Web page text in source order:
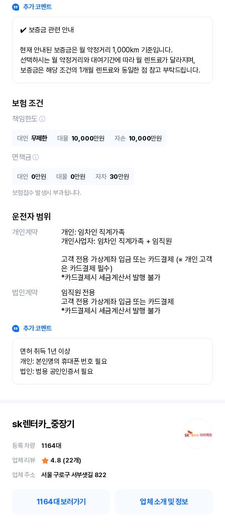
추가 코멘트
✔️ 보증금 관련 안내
현재 안내된 보증금은 월 약정거리 1,000km 기준입니다.
선택하시는 월 약정거리와 대여기간에 따라 월 렌트료가 달라지며,
보증금은 해당 조건의 1개월 렌트료와 동일한 점 참고 부탁드립니다.
보험 조건
책임한도
대인 무제한 대물 10,000만원 자손 10,000만원
면책금
대인 0만원 대물 0만원 자차 30만원
보험접수 발생시 부과됩니다.
운전자 범위
개인계약
개인: 임차인 직계가족
개인사업자: 임차인 직계가족 + 임직원
고객 전용 가상계좌 입금 또는 카드결제 (※ 개인 고객
은 카드결제 필수)
*카드결제시 세금계산서 발행 불가
법인계약
임직원 전용
고객 전용 가상계좌 입금 또는 카드결제
*카드결제시 세금계산서 발행 불가
추가 코멘트
면허 취득 1년 이상
개인: 본인명의 휴대폰 번호 필요
법인: 범용 공인인증서 필요
sk렌터카_중장기
등록 차량 1164대
업체 리뷰
4.8 (22개)
업체 주소
서울 구로구 서부샛길 822
1164대 보러가기 업체 소개 및 정보